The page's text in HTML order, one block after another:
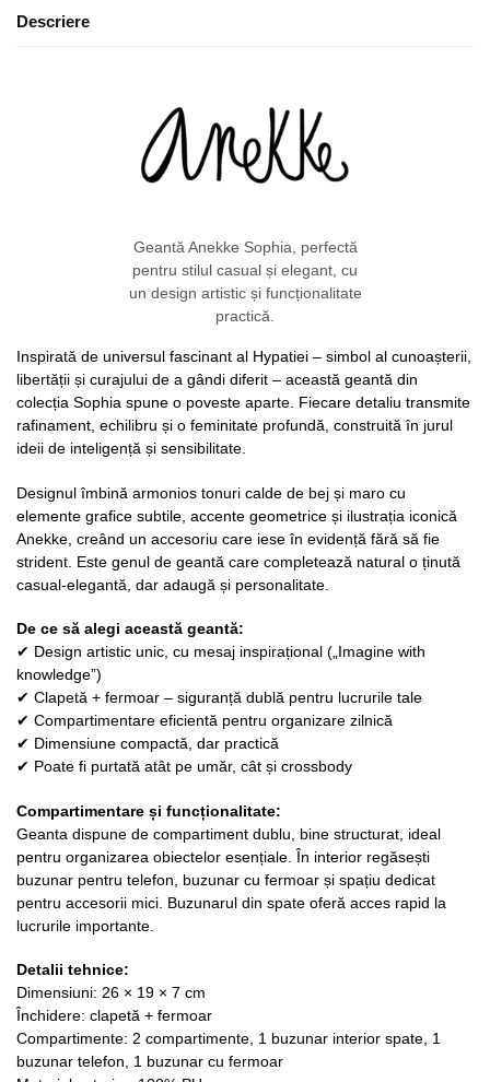
Descriere
Geantă Anekke Sophia, perfectă
pentru stilul casual și elegant, cu
un design artistic și funcționalitate
practică.
Inspirată de universul fascinant al Hypatiei – simbol al cunoașterii,
libertății și curajului de a gândi diferit – această geantă din
colecția Sophia spune o poveste aparte. Fiecare detaliu transmite
rafinament, echilibru și o feminitate profundă, construită în jurul
ideii de inteligență și sensibilitate.
Designul îmbină armonios tonuri calde de bej și maro cu
elemente grafice subtile, accente geometrice și ilustrația iconică
Anekke, creând un accesoriu care iese în evidență fără să fie
strident. Este genul de geantă care completează natural o ținută
casual-elegantă, dar adaugă și personalitate.
De ce să alegi această geantă:
✔ Design artistic unic, cu mesaj inspirațional („Imagine with
knowledge”)
✔ Clapetă + fermoar – siguranță dublă pentru lucrurile tale
✔ Compartimentare eficientă pentru organizare zilnică
✔ Dimensiune compactă, dar practică
✔ Poate fi purtată atât pe umăr, cât și crossbody
Compartimentare și funcționalitate:
Geanta dispune de compartiment dublu, bine structurat, ideal
pentru organizarea obiectelor esențiale. În interior regăsești
buzunar pentru telefon, buzunar cu fermoar și spațiu dedicat
pentru accesorii mici. Buzunarul din spate oferă acces rapid la
lucrurile importante.
Detalii tehnice:
Dimensiuni: 26 × 19 × 7 cm
Închidere: clapetă + fermoar
Compartimente: 2 compartimente, 1 buzunar interior spate, 1
buzunar telefon, 1 buzunar cu fermoar